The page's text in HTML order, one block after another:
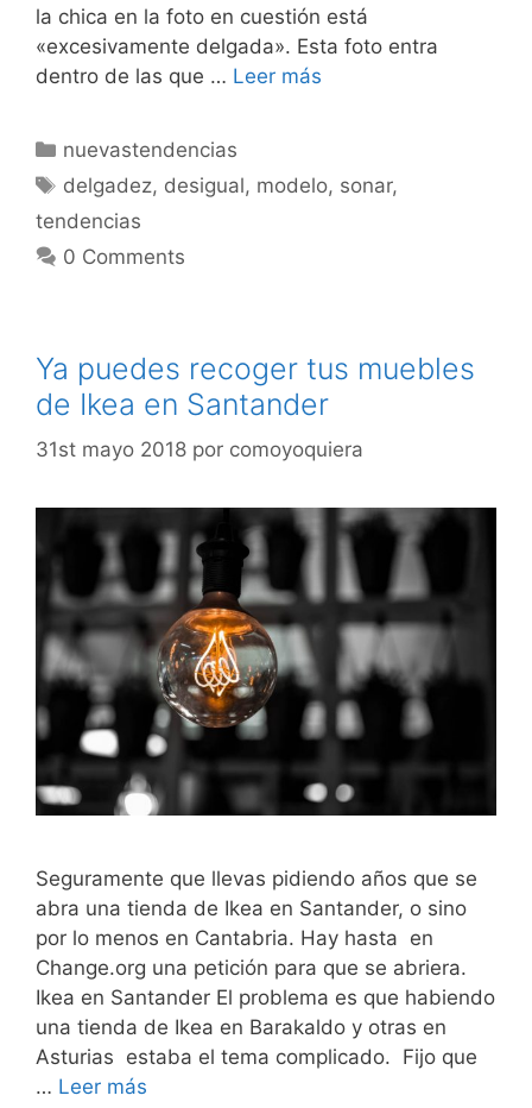
la chica en la foto en cuestión está
«excesivamente delgada». Esta foto entra
dentro de las que … Leer más
Categorías
nuevastendencias
Etiquetas
delgadez, desigual, modelo, sonar,
tendencias
0 Comments
Ya puedes recoger tus muebles
de Ikea en Santander
31st mayo 2018 por comoyoquiera
Seguramente que llevas pidiendo años que se
abra una tienda de Ikea en Santander, o sino
por lo menos en Cantabria. Hay hasta en
Change.org una petición para que se abriera.
Ikea en Santander El problema es que habiendo
una tienda de Ikea en Barakaldo y otras en
Asturias estaba el tema complicado. Fijo que
… Leer más